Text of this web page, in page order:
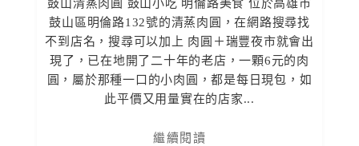
鼓山清蒸肉圓 鼓山小吃 明倫路美食 位於高雄市
鼓山區明倫路132號的清蒸肉圓，在網路搜尋找
不到店名，搜尋可以加上 肉圓＋瑞豐夜市就會出
現了，已在地開了二十年的老店，一顆6元的肉
圓，屬於那種一口的小肉圓，都是每日現包，如
此平價又用量實在的店家...
繼續閱讀